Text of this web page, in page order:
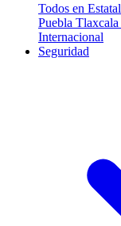
Todos en Estatal
Puebla Tlaxcala
Internacional
Seguridad